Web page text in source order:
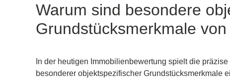
Warum sind besondere
Grundstücksmerkmale
In der heutigen Immobilienbewertung spielt die
besonderer objektspezifischer Grundstücksmerkmale